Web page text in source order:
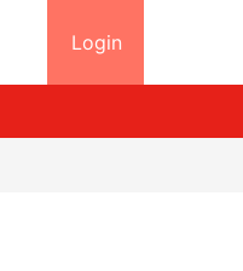
Login